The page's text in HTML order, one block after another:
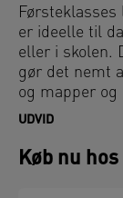
er ideelle til
eller i skolen.
gør det nemt
og mapper
snavs. Åbnes
UDVID
Køb nu hos